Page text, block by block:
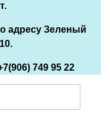
адресу Зеленый
749 95 22